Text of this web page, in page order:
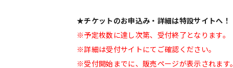
★チケットのお申込み・詳細は特設サイトへ！
※予定枚数に達し次第、受付終了となります。
※詳細は受付サイトにてご確認ください。
※受付開始までに、販売ページが表示されます。